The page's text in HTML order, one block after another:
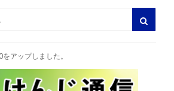
アップしました。